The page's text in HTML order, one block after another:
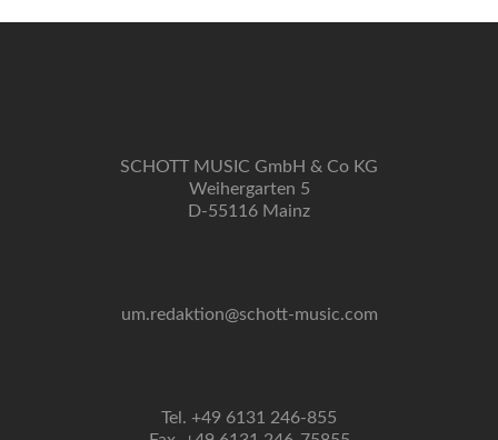
SCHOTT MUSIC GmbH & Co KG
Weihergarten 5
D-55116 Mainz
um.redaktion@schott-music.com
Tel. +49 6131 246-855